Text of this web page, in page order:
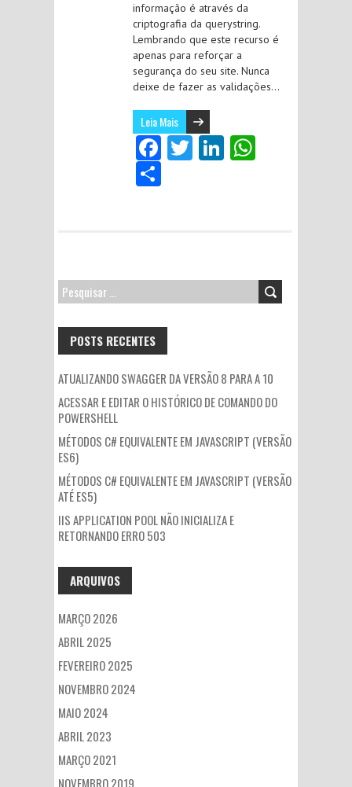
informação é através da
criptografia da querystring.
Lembrando que este recurso é
apenas para reforçar a
segurança do seu site. Nunca
deixe de fazer as validações…
Leia Mais
Fa
k
T Li
p
PESQUISAR
POSTS RECENTES
ATUALIZANDO SWAGGER DA VERSÃO 8 PARA A 10
ACESSAR E EDITAR O HISTÓRICO DE COMANDO DO
POWERSHELL
MÉTODOS C# EQUIVALENTE EM JAVASCRIPT (VERSÃO
ES6)
MÉTODOS C# EQUIVALENTE EM JAVASCRIPT (VERSÃO
ATÉ ES5)
IIS APPLICATION POOL NÃO INICIALIZA E
RETORNANDO ERRO 503
ARQUIVOS
MARÇO 2026
ABRIL 2025
FEVEREIRO 2025
NOVEMBRO 2024
MAIO 2024
ABRIL 2023
MARÇO 2021
NOVEMBRO 2019